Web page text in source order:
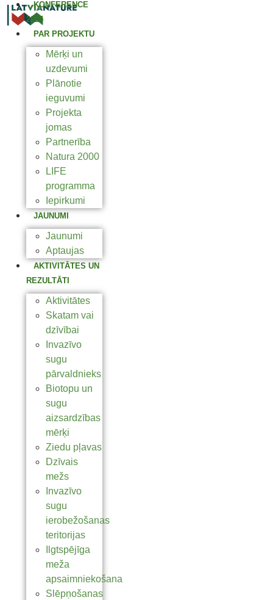
KONFERENCE
2025
PAR PROJEKTU
Mērķi un
uzdevumi
Plānotie
ieguvumi
Projekta
jomas
Partnerība
Natura 2000
LIFE
programma
Iepirkumi
JAUNUMI
Jaunumi
Aptaujas
AKTIVITĀTES UN
REZULTĀTI
Aktivitātes
Skatam vai
dzīvībai
Invazīvo
sugu
pārvaldnieks
Biotopu un
sugu
aizsardzības
mērķi
Ziedu pļavas
Dzīvais
mežs
Invazīvo
sugu
ierobežošanas
teritorijas
Ilgtspējīga
meža
apsaimniekošana
Slēpņošanas